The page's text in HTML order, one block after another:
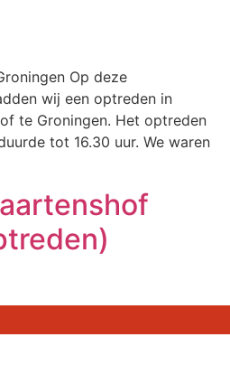
Op deze
wij een optreden in
te Groningen. Het optreden
tot 16.30 uur. We waren